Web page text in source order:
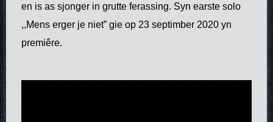
en is as sjonger in grutte ferassing. Syn earste solo
,,Mens erger je niet” gie op 23 septimber 2020 yn
premiêre.